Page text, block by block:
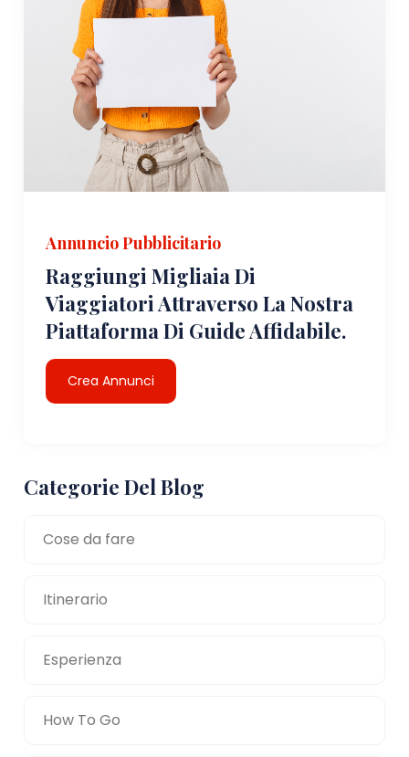
Annuncio Pubblicitario
Raggiungi Migliaia Di
Viaggiatori Attraverso La Nostra
Piattaforma Di Guide Affidabile.
Crea Annunci
Categorie Del Blog
Cose da fare
Itinerario
Esperienza
How To Go